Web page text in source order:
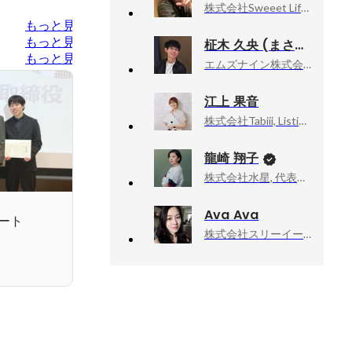
もっと見る
もっと見る
もっと見る
ト
株式会社Sweeet Life Agent, 代表
柾木 久央 (まさき ひさお)
エムズナイン株式会社, 代表取締役
江上 果音
株式会社Tabiii, Listing Creator
龍崎 翔子
株式会社水星, 代表取締役
Ava Ava
株式会社スリーイー, 販売スタッフ